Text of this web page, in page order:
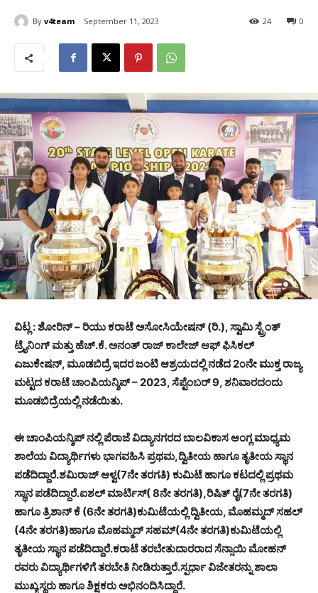
By v4team September 11, 2023 0
24
ವಿಟ್ಲ : ಶೋರಿನ್ – ರಿಯು ಕರಾಟೆ ಅಸೋಸಿಯೇಷನ್ (ರಿ.), ಸ್ವಾಮಿ ಸ್ಟ್ರೆಂತ್
ಟ್ರೈನಿಂಗ್ ಮತ್ತು ಹೆಚ್.ಕೆ. ಅನಂತ್ ರಾಜ್ ಕಾಲೇಜ್ ಆಫ್ ಫಿಸಿಕಲ್
ಎಜುಕೇಷನ್, ಮೂಡಬಿದ್ರೆ ಇದರ ಜಂಟಿ ಆಶ್ರಯದಲ್ಲಿ ನಡೆದ 2೦ನೇ ಮುಕ್ತ ರಾಜ್ಯ
ಮಟ್ಟದ ಕರಾಟೆ ಚಾಂಪಿಯನ್ಶಿಪ್ – 2023, ಸೆಪ್ಟೆಂಬರ್ 9, ಶನಿವಾರದಂದು
ಮೂಡಬಿದ್ರೆಯಲ್ಲಿ ನಡೆಯಿತು.
ಈ ಚಾಂಪಿಯನ್ಶಿಪ್ ನಲ್ಲಿ ಪೆರಾಜೆ ವಿದ್ಯಾನಗರದ ಬಾಲವಿಕಾಸ ಆಂಗ್ಲ ಮಾಧ್ಯಮ
ಶಾಲೆಯ ವಿದ್ಯಾರ್ಥಿಗಳು ಭಾಗವಹಿಸಿ ಪ್ರಥಮ,ದ್ವಿತೀಯ ಹಾಗೂ ತೃತೀಯ ಸ್ಥಾನ
ಪಡೆದಿದ್ದಾರೆ.ಶಮಿರಾಜ್ ಆಳ್ವ(7ನೇ ತರಗತಿ) ಕುಮಿಟೆ ಹಾಗೂ ಕಟದಲ್ಲಿ ಪ್ರಥಮ
ಸ್ಥಾನ ಪಡೆದಿದ್ದಾರೆ.ಐಶಲ್ ಮಾರ್ಟಿಸ್( 8ನೇ ತರಗತಿ),ರಿಷಿತ್ ರೈ(7ನೇ ತರಗತಿ)
ಹಾಗೂ ತ್ರಿಶಾನ್ ಕೆ (6ನೇ ತರಗತಿ)ಕುಮಿಟೆಯಲ್ಲಿ ದ್ವಿತೀಯ, ಮೊಹಮ್ಮದ್ ಸಹಲ್
(4ನೇ ತರಗತಿ)ಹಾಗೂ ಮೊಹಮ್ಮದ್ ಸಹಮ್(4ನೇ ತರಗತಿ)ಕುಮಿಟೆಯಲ್ಲಿ
ತೃತೀಯ ಸ್ಥಾನ ಪಡೆದಿದ್ದಾರೆ.ಕರಾಟೆ ತರಬೇತುದಾರರಾದ ಸೆನ್ಸಾಯಿ ಮೋಹನ್
ರವರು ವಿದ್ಯಾರ್ಥಿಗಳಿಗೆ ತರಬೇತಿ ನೀಡಿರುತ್ತಾರೆ.ಸ್ಪರ್ಧಾ ವಿಜೇತರನ್ನು ಶಾಲಾ
ಮುಖ್ಯಸ್ಥರು ಹಾಗೂ ಶಿಕ್ಷಕರು ಅಭಿನಂದಿಸಿದ್ದಾರೆ.